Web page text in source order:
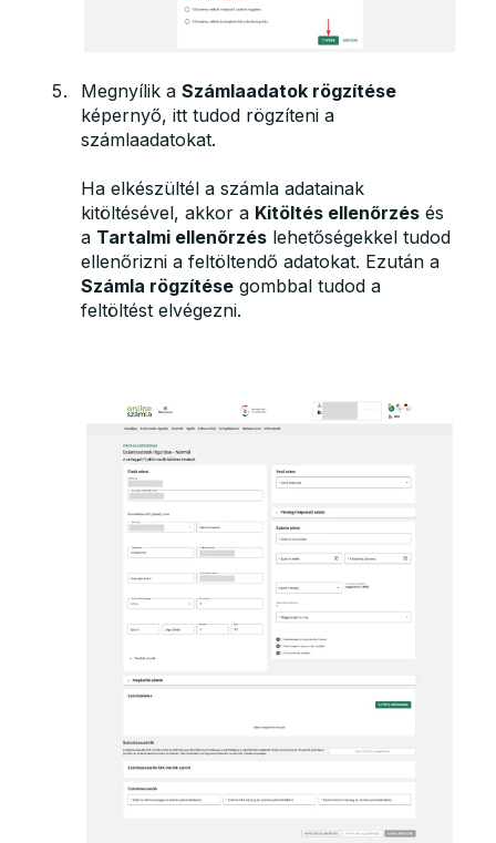
Megnyílik a Számlaadatok rögzítése
képernyő, itt tudod rögzíteni a
számlaadatokat.
Ha elkészültél a számla adatainak
kitöltésével, akkor a Kitöltés ellenőrzés és
a Tartalmi ellenőrzés lehetőségekkel tudod
ellenőrizni a feltöltendő adatokat. Ezután a
Számla rögzítése gombbal tudod a
feltöltést elvégezni.